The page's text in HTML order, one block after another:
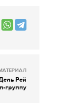
Рей
группу